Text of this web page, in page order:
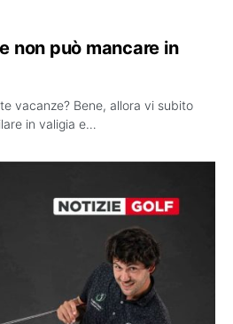
non può mancare in
vacanze? Bene, allora vi subito
in valigia e…